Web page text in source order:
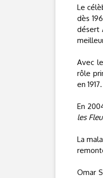
Le
dès
désert
Avec
rôle
en
En
les
La
Omar